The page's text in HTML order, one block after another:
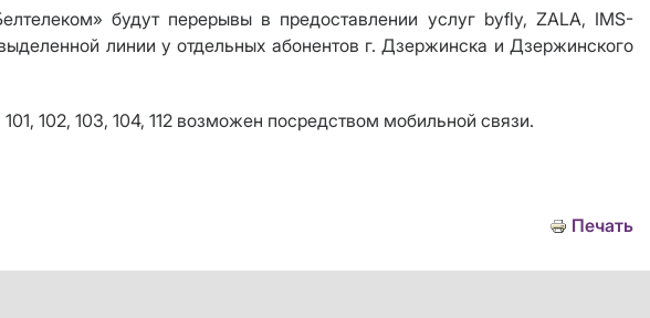
будут перерывы в предоставлении услуг byfly, ZALA, IMS-
линии у отдельных абонентов г. Дзержинска и Дзержинского
102, 103, 104, 112 возможен посредством мобильной связи.
Печать